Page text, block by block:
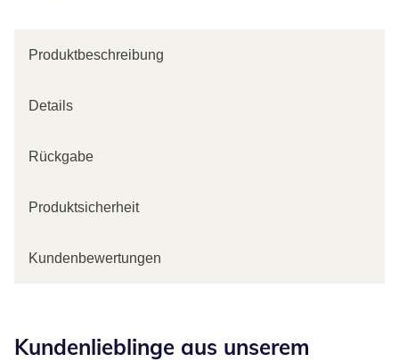
Produktbeschreibung
Details
Rückgabe
Produktsicherheit
Kundenbewertungen
Kundenlieblinge aus unserem